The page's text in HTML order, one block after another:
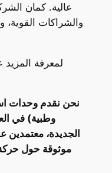
عالية. كمان
والشراكات القوية،
لمعرفة
نحن نقدم وحدات
وطبية) في
الجديدة، معتمدين
موثوقة حول حركة